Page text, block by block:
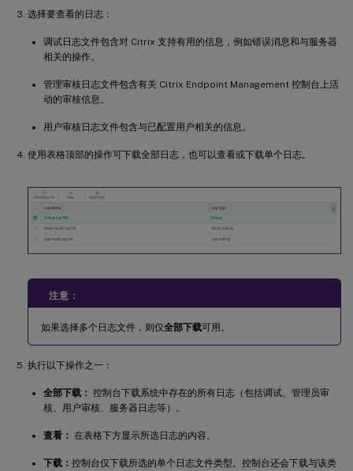
选择要查看的日志：
调试日志文件包含对 Citrix 支持有用的信息，例如错误消息和与服务器
相关的操作。
管理审核日志文件包含有关 Citrix Endpoint Management 控制台上活
动的审核信息。
用户审核日志文件包含与已配置用户相关的信息。
使用表格顶部的操作可下载全部日志，也可以查看或下载单个日志。
注意：
如果选择多个日志文件，则仅全部下载可用。
执行以下操作之一：
全部下载： 控制台下载系统中存在的所有日志（包括调试、管理员审
核、用户审核、服务器日志等）。
查看： 在表格下方显示所选日志的内容。
下载： 控制台仅下载所选的单个日志文件类型。控制台还会下载与该类